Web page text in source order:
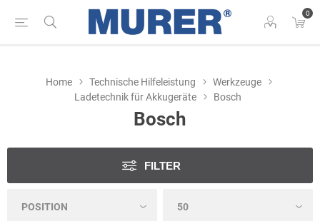
0
Home Technische Hilfeleistung
Werkzeuge
Ladetechnik für Akkugeräte
Bosch
Bosch
FILTER